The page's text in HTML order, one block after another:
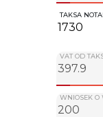
TAKSA
VAT OD
WNIOSEK O